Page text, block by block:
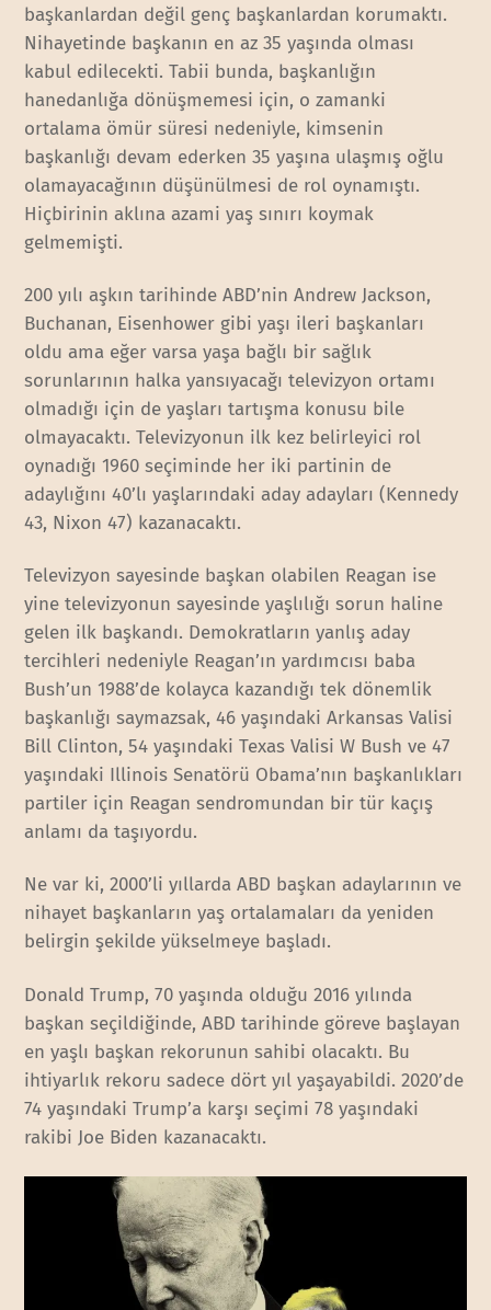
başkanlardan değil genç başkanlardan korumaktı.
Nihayetinde başkanın en az 35 yaşında olması
kabul edilecekti. Tabii bunda, başkanlığın
hanedanlığa dönüşmemesi için, o zamanki
ortalama ömür süresi nedeniyle, kimsenin
başkanlığı devam ederken 35 yaşına ulaşmış oğlu
olamayacağının düşünülmesi de rol oynamıştı.
Hiçbirinin aklına azami yaş sınırı koymak
gelmemişti.
200 yılı aşkın tarihinde ABD’nin Andrew Jackson,
Buchanan, Eisenhower gibi yaşı ileri başkanları
oldu ama eğer varsa yaşa bağlı bir sağlık
sorunlarının halka yansıyacağı televizyon ortamı
olmadığı için de yaşları tartışma konusu bile
olmayacaktı. Televizyonun ilk kez belirleyici rol
oynadığı 1960 seçiminde her iki partinin de
adaylığını 40’lı yaşlarındaki aday adayları (Kennedy
43, Nixon 47) kazanacaktı.
Televizyon sayesinde başkan olabilen Reagan ise
yine televizyonun sayesinde yaşlılığı sorun haline
gelen ilk başkandı. Demokratların yanlış aday
tercihleri nedeniyle Reagan’ın yardımcısı baba
Bush’un 1988’de kolayca kazandığı tek dönemlik
başkanlığı saymazsak, 46 yaşındaki Arkansas Valisi
Bill Clinton, 54 yaşındaki Texas Valisi W Bush ve 47
yaşındaki Illinois Senatörü Obama’nın başkanlıkları
partiler için Reagan sendromundan bir tür kaçış
anlamı da taşıyordu.
Ne var ki, 2000’li yıllarda ABD başkan adaylarının ve
nihayet başkanların yaş ortalamaları da yeniden
belirgin şekilde yükselmeye başladı.
Donald Trump, 70 yaşında olduğu 2016 yılında
başkan seçildiğinde, ABD tarihinde göreve başlayan
en yaşlı başkan rekorunun sahibi olacaktı. Bu
ihtiyarlık rekoru sadece dört yıl yaşayabildi. 2020’de
74 yaşındaki Trump’a karşı seçimi 78 yaşındaki
rakibi Joe Biden kazanacaktı.